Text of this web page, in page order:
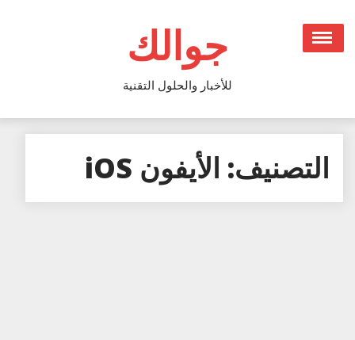
content
جوالك
للأخبار والحلول التقنية
التصنيف: الأيفون iOS